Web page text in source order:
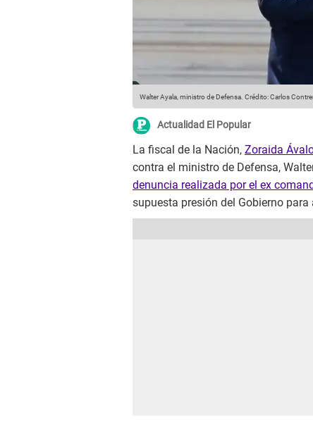
Walter Ayala, ministro de Defensa. Crédito: Carlos
Actualidad El Popular
La fiscal de la Nación, Zoraida
contra el ministro de Defensa,
denuncia realizada por el ex
supuesta presión del Gobierno